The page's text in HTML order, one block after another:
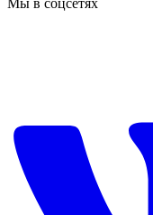
Мы в соцсетях